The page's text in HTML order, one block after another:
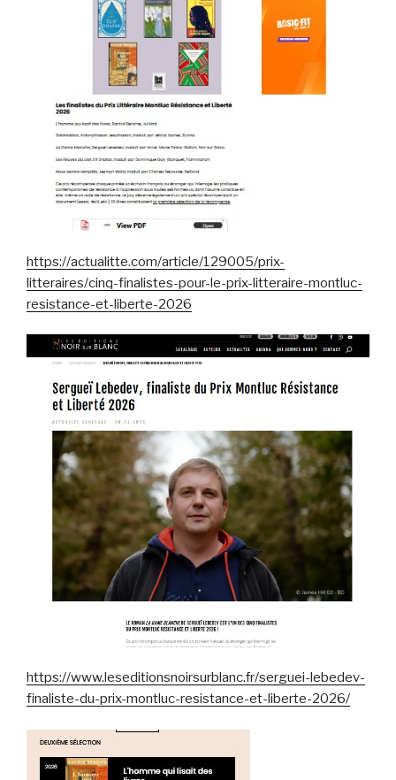
https://actualitte.com/article/129005/prix-
litteraires/cinq-finalistes-pour-le-prix-litteraire-montluc-
resistance-et-liberte-2026
https://www.leseditionsnoirsurblanc.fr/serguei-lebedev-
finaliste-du-prix-montluc-resistance-et-liberte-2026/